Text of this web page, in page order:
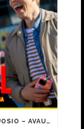
CANCEL-ELOKUVALLE JÄTTISUOSIO – AVAUSPÄIVÄNÄ JO 15 492 KATSOJAA!